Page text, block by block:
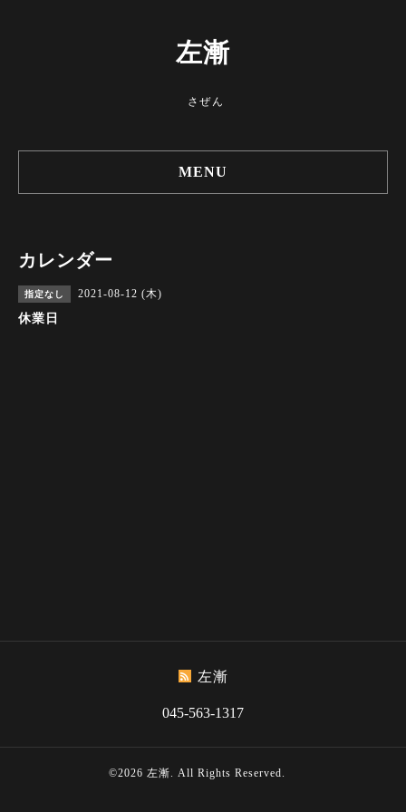
左漸
さぜん
MENU
カレンダー
指定なし 2021-08-12 (木)
休業日
左漸
045-563-1317
©2026 左漸. All Rights Reserved.